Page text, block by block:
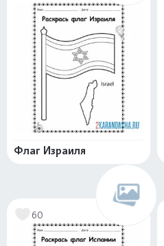
Флаг Израиля
60